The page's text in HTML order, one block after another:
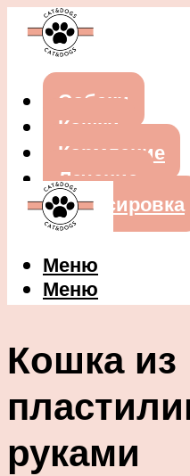
Собаки
Кошки
Кормление
Лечение
Дрессировка
Меню
Меню
Кошка из
руками